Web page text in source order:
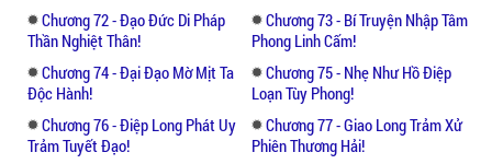
Chương 72 - Đạo Đức Di Pháp
Thần Nghiệt Thân!
Chương 73 - Bí Truyện Nhập Tâm
Phong Linh Cấm!
Chương 74 - Đại Đạo Mờ Mịt Ta
Độc Hành!
Chương 75 - Nhẹ Như Hồ Điệp
Loạn Tùy Phong!
Chương 76 - Điệp Long Phát Uy
Trảm Tuyết Đạo!
Chương 77 - Giao Long Trảm Xử
Phiên Thương Hải!